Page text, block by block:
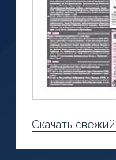
Скачать